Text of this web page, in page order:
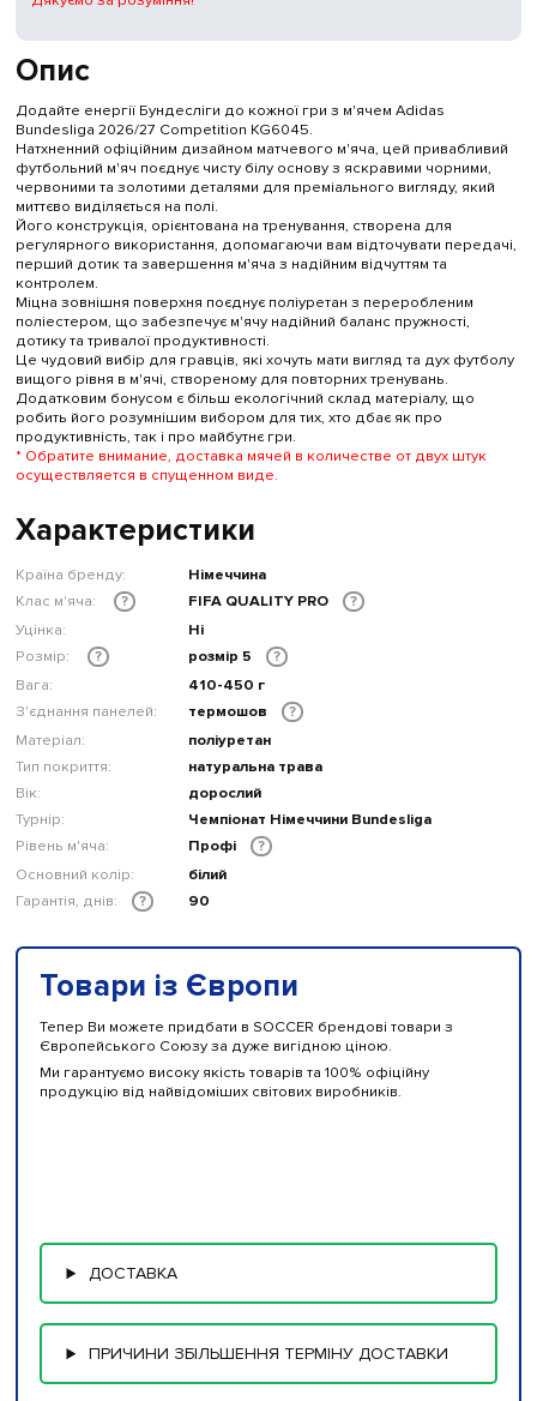
Опис
Додайте енергії Бундесліги до кожної гри з м'ячем Adidas
Bundesliga 2026/27 Competition KG6045.
Натхненний офіційним дизайном матчевого м'яча, цей привабливий
футбольний м'яч поєднує чисту білу основу з яскравими чорними,
червоними та золотими деталями для преміального вигляду, який
миттєво виділяється на полі.
Його конструкція, орієнтована на тренування, створена для
регулярного використання, допомагаючи вам відточувати передачі,
перший дотик та завершення м'яча з надійним відчуттям та
контролем.
Міцна зовнішня поверхня поєднує поліуретан з переробленим
поліестером, що забезпечує м'ячу надійний баланс пружності,
дотику та тривалої продуктивності.
Це чудовий вибір для гравців, які хочуть мати вигляд та дух футболу
вищого рівня в м'ячі, створеному для повторних тренувань.
Додатковим бонусом є більш екологічний склад матеріалу, що
робить його розумнішим вибором для тих, хто дбає як про
продуктивність, так і про майбутнє гри.
* Обратите внимание, доставка мячей в количестве от двух штук
осуществляется в спущенном виде.
Характеристики
Країна бренду:
Німеччина
Клас м'яча:
? FIFA QUALITY PRO
?
Уцінка:
Ні
Розмір:
? розмір 5
?
Вага:
410-450 г
З'єднання панелей:
термошов
?
Матеріал:
поліуретан
Тип покриття:
натуральна трава
Вік:
дорослий
Турнір:
Чемпіонат Німеччини Bundesliga
Рівень м'яча:
Профі
?
Основний колір:
білий
Гарантія, днів:
? 90
Товари із Європи
Тепер Ви можете придбати в SOCCER брендові товари з
Європейського Союзу за дуже вигідною ціною.
Ми гарантуємо високу якість товарів та 100% офіційну
продукцію від найвідоміших світових виробників.
ДОСТАВКА
ПРИЧИНИ ЗБІЛЬШЕННЯ ТЕРМІНУ ДОСТАВКИ